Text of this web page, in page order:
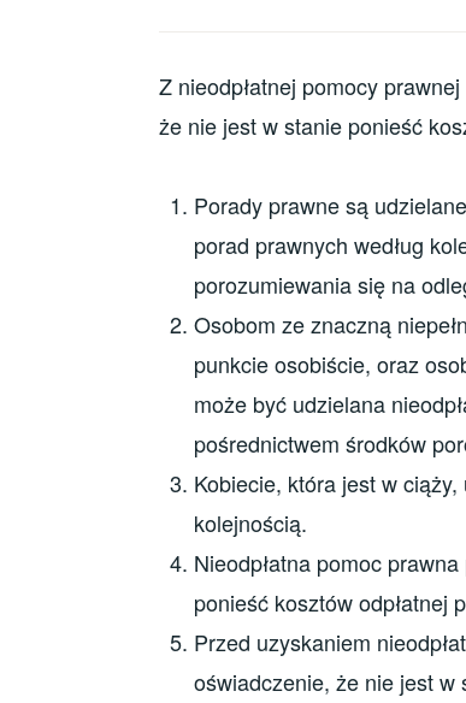
Z nieodpłatnej pomocy
że nie jest w stanie ponieść
Porady prawne są
porad prawnych według
porozumiewania się na
Osobom ze znaczną
punkcie osobiście, oraz
może być udzielana
pośrednictwem środków
Kobiecie, która jest w
kolejnością.
Nieodpłatna pomoc
ponieść kosztów odpłatnej
Przed uzyskaniem
oświadczenie, że nie jest w